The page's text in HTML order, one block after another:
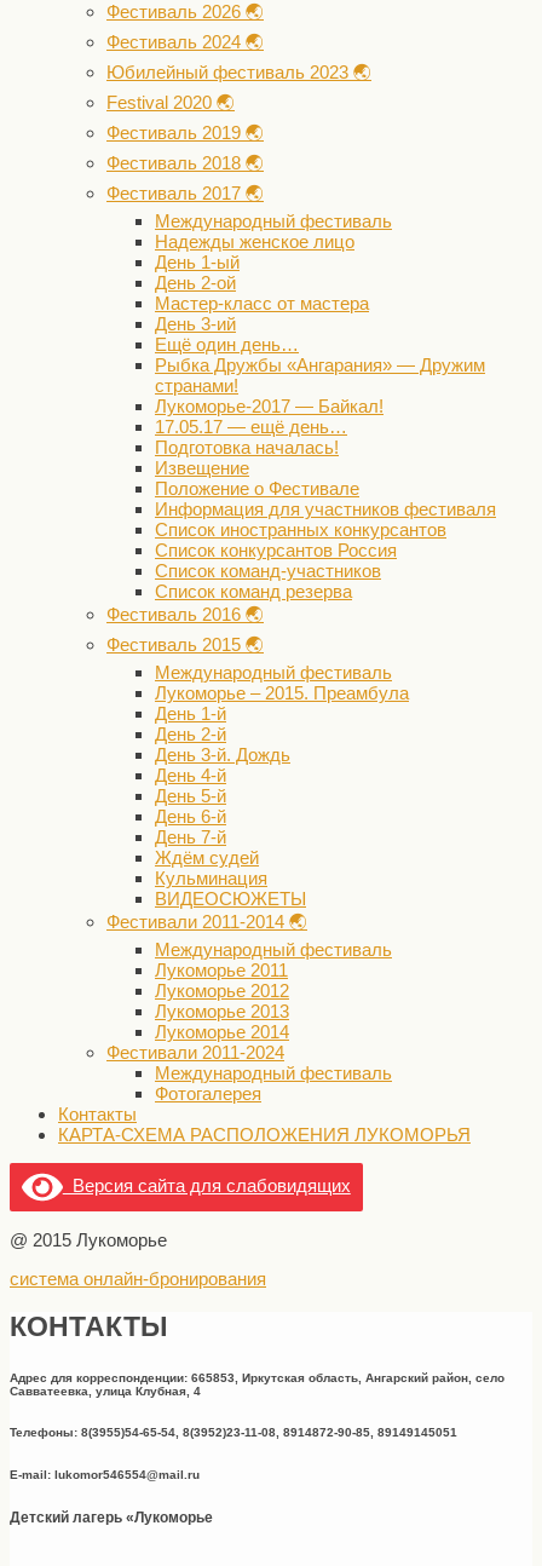
Фестиваль 2026 🌏
Фестиваль 2024 🌏
Юбилейный фестиваль 2023 🌏
Festival 2020 🌏
Фестиваль 2019 🌏
Фестиваль 2018 🌏
Фестиваль 2017 🌏
Международный фестиваль
Надежды женское лицо
День 1-ый
День 2-ой
Мастер-класс от мастера
День 3-ий
Ещё один день…
Рыбка Дружбы «Ангарания» — Дружим
странами!
Лукоморье-2017 — Байкал!
17.05.17 — ещё день…
Подготовка началась!
Извещение
Положение о Фестивале
Информация для участников фестиваля
Список иностранных конкурсантов
Список конкурсантов Россия
Список команд-участников
Список команд резерва
Фестиваль 2016 🌏
Фестиваль 2015 🌏
Международный фестиваль
Лукоморье – 2015. Преамбула
День 1-й
День 2-й
День 3-й. Дождь
День 4-й
День 5-й
День 6-й
День 7-й
Ждём судей
Кульминация
ВИДЕОСЮЖЕТЫ
Фестивали 2011-2014 🌏
Международный фестиваль
Лукоморье 2011
Лукоморье 2012
Лукоморье 2013
Лукоморье 2014
Фестивали 2011-2024
Международный фестиваль
Фотогалерея
Контакты
КАРТА-СХЕМА РАСПОЛОЖЕНИЯ ЛУКОМОРЬЯ
Версия сайта для слабовидящих
@ 2015 Лукоморье
система онлайн-бронирования
КОНТАКТЫ
Адрес для корреспонденции: 665853, Иркутская область, Ангарский район, село
Савватеевка, улица Клубная, 4
Телефоны: 8(3955)54-65-54, 8(3952)23-11-08, 8914872-90-85, 89149145051
E-mail: lukomor546554@mail.ru
Детский лагерь «Лукоморье